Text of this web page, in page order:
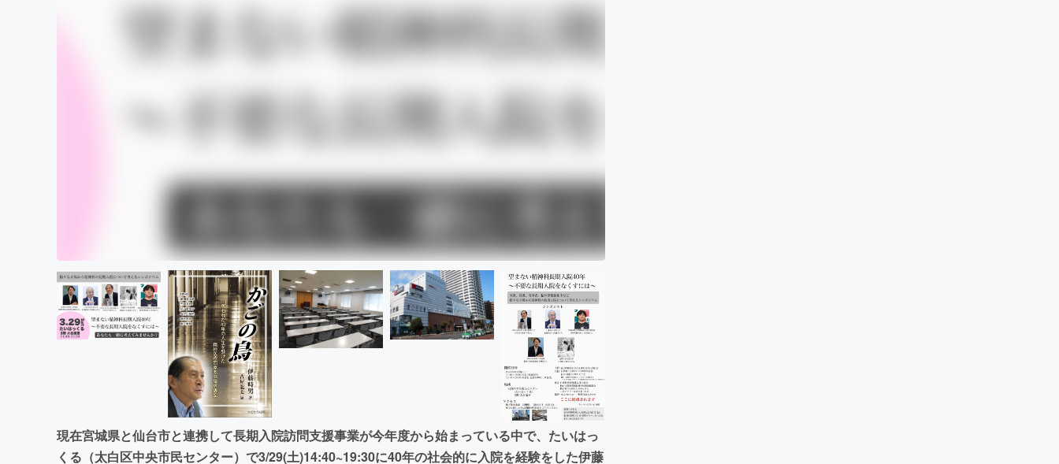
現在宮城県と仙台市と連携して長期入院訪問支援事業が今年度から始まっている中で、たいはっ
くる（太白区中央市民センター）で3/29(土)14:40~19:30に40年の社会的に入院を経験をした伊藤